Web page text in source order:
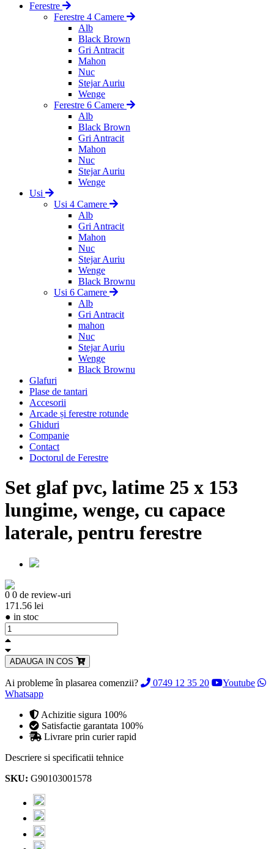
Ferestre
Ferestre 4 Camere
Alb
Black Brown
Gri Antracit
Mahon
Nuc
Stejar Auriu
Wenge
Ferestre 6 Camere
Alb
Black Brown
Gri Antracit
Mahon
Nuc
Stejar Auriu
Wenge
Usi
Usi 4 Camere
Alb
Gri Antracit
Mahon
Nuc
Stejar Auriu
Wenge
Black Brownu
Usi 6 Camere
Alb
Gri Antracit
mahon
Nuc
Stejar Auriu
Wenge
Black Brownu
Glafuri
Plase de tantari
Accesorii
Arcade și ferestre rotunde
Ghiduri
Companie
Contact
Doctorul de Ferestre
Set glaf pvc, latime 25 x 153
lungime, wenge, cu capace
laterale, pentru ferestre
0 0 de review-uri
171.56 lei
● in stoc
ADAUGA IN COS
Ai probleme în plasarea comenzii? 0749 12 35 20
Youtube
Whatsapp
Achizitie sigura 100%
Satisfactie garantata 100%
Livrare prin curier rapid
Descriere si specificatii tehnice
SKU: G90103001578